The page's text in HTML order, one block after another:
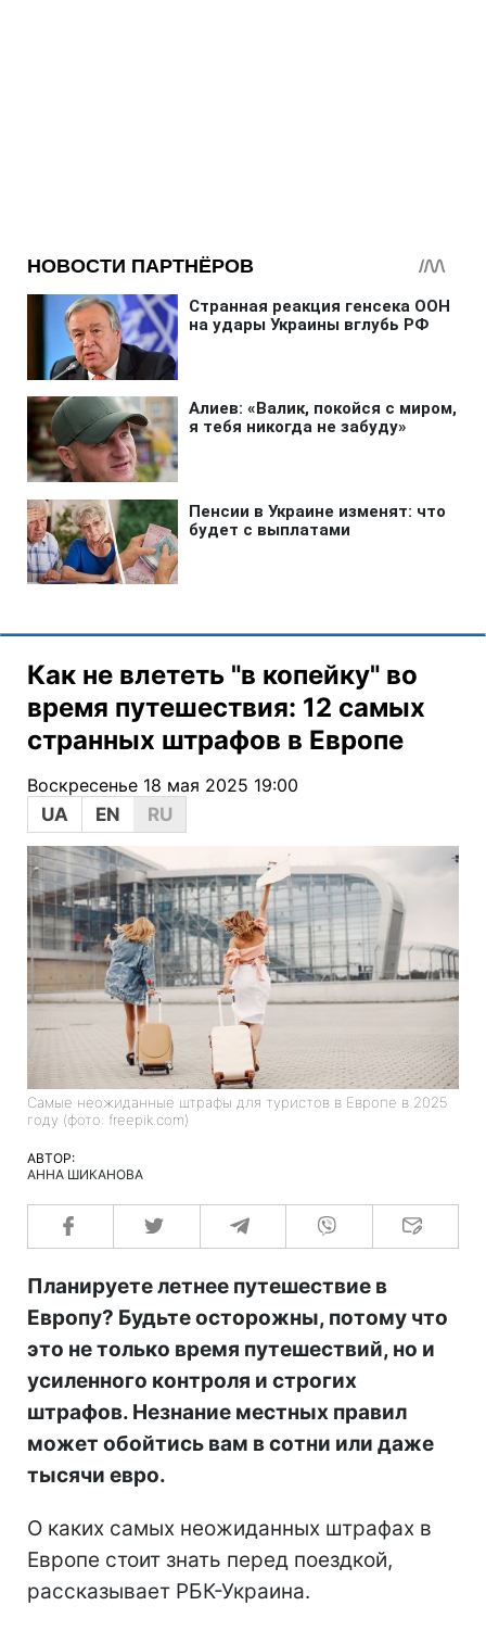
Как не влететь "в копейку" во
время путешествия: 12 самых
странных штрафов в Европе
Воскресенье 18 мая 2025 19:00
UA
EN RU
Самые неожиданные штрафы для туристов в Европе в 2025
году (фото: freepik.com)
АВТОР:
АННА ШИКАНОВА
Планируете летнее путешествие в
Европу? Будьте осторожны, потому что
это не только время путешествий, но и
усиленного контроля и строгих
штрафов. Незнание местных правил
может обойтись вам в сотни или даже
тысячи евро.
О каких самых неожиданных штрафах в
Европе стоит знать перед поездкой,
рассказывает РБК-Украина.